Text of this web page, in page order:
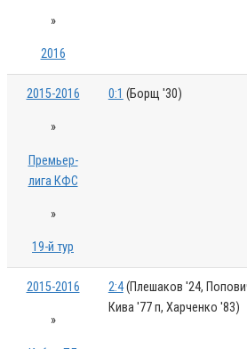
»
2016
2015-2016
»
Премьер-
лига КФС
»
19-й тур
0:1 (Борщ '30)
2015-2016
»
2:4(Плешаков '24,
Кива '77 п, Харченко '83)